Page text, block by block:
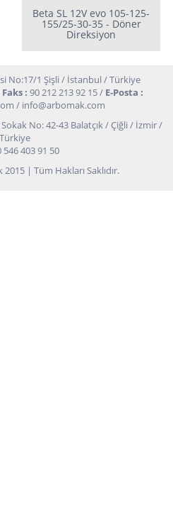
Beta SL 12V evo 105-125-
155/25-30-35 - Döner
Direksiyon
No:17/1 Şişli / İstanbul / Türkiye
Faks : 90 212 213 92 15 / E-Posta :
/ info@arbomak.com
No: 42-43 Balatçık / Çiğli / İzmir /
Türkiye
546 403 91 50
| Tüm Hakları Saklıdır.